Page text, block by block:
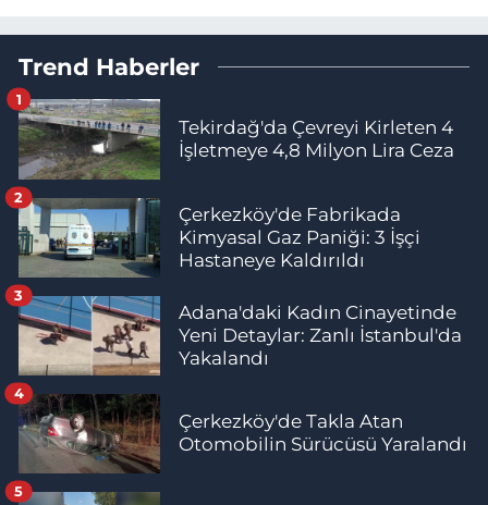
Trend Haberler
Tekirdağ'da Çevreyi Kirleten 4
İşletmeye 4,8 Milyon Lira Ceza
1
Çerkezköy'de Fabrikada
Kimyasal Gaz Paniği: 3 İşçi
Hastaneye Kaldırıldı
2
Adana'daki Kadın Cinayetinde
Yeni Detaylar: Zanlı İstanbul'da
Yakalandı
3
Çerkezköy'de Takla Atan
Otomobilin Sürücüsü Yaralandı
4
5